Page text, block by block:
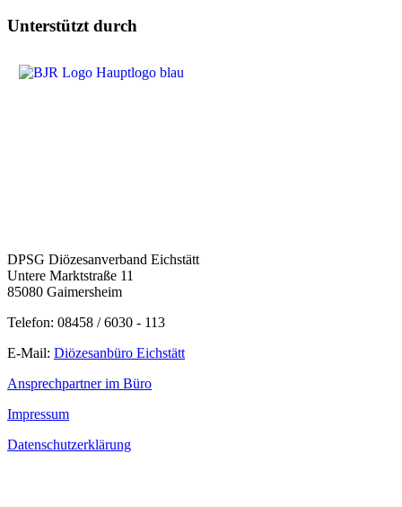
Unterstützt durch
DPSG Diözesanverband Eichstätt
Untere Marktstraße 11
85080 Gaimersheim
Telefon: 08458 / 6030 - 113
E-Mail: Diözesanbüro Eichstätt
Ansprechpartner im Büro
Impressum
Datenschutzerklärung